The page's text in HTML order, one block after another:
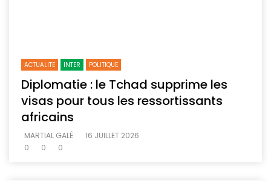
ACTUALITE INTER POLITIQUE
Diplomatie : le Tchad supprime les
visas pour tous les ressortissants
africains
MARTIAL GALÉ
16 JUILLET 2026
0
0 0